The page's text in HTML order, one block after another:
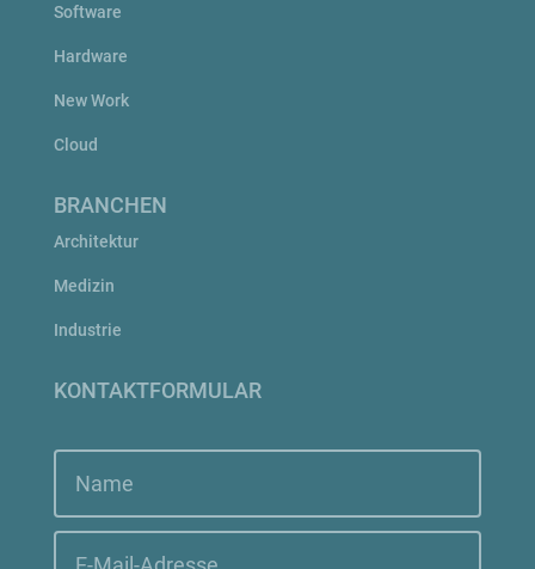
Software
Hardware
New Work
Cloud
BRANCHEN
Architektur
Medizin
Industrie
KONTAKTFORMULAR